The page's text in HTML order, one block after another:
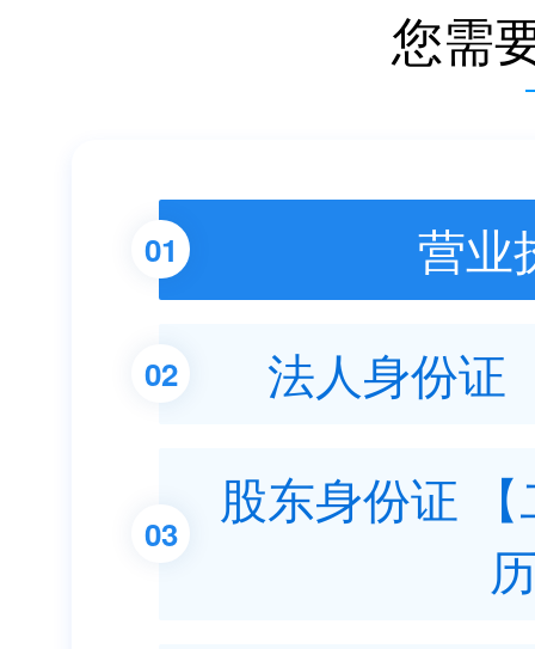
您需
01 营业
02 法人身份证
03
股东身份证